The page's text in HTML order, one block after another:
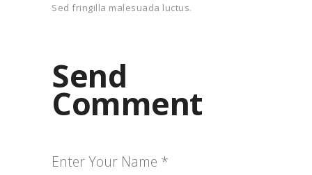
Sed fringilla malesuada luctus.
Send
Comment